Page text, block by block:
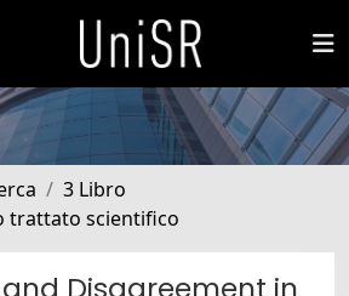
3 Libro
trattato scientifico